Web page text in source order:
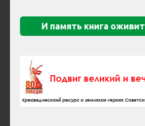
И память книга оживит